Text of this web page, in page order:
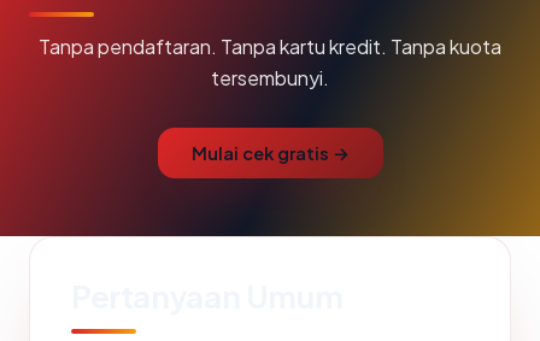
Tanpa pendaftaran. Tanpa kartu kredit. Tanpa kuota
tersembunyi.
Mulai cek gratis →